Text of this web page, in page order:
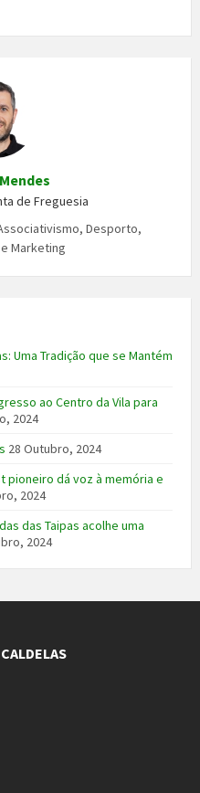
de Freguesia
Desporto,
Marketing
Uma Tradição que se Mantém
ao Centro da Vila para
2024
28 Outubro, 2024
pioneiro dá voz à memória e
2024
das Taipas acolhe uma
2024